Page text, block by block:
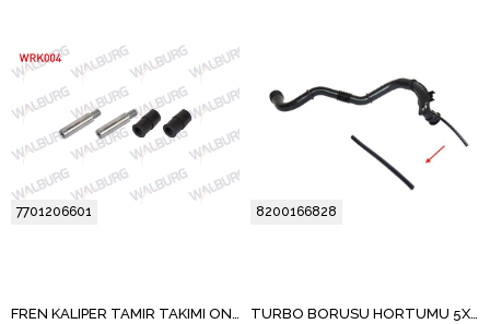
FREN KALIPER TAMIR TAKIMI ON FLUENCE / MEGANE II / MEGANE III / DUSTER / DOKKER / LODGY / LOGAN
7701206601
TURBO BORUSU HORTUMU 5X11X260 RENAULT MEGANE II (BM0/1,CM0/1) 1.5 DCI 2002-2008
8200166828